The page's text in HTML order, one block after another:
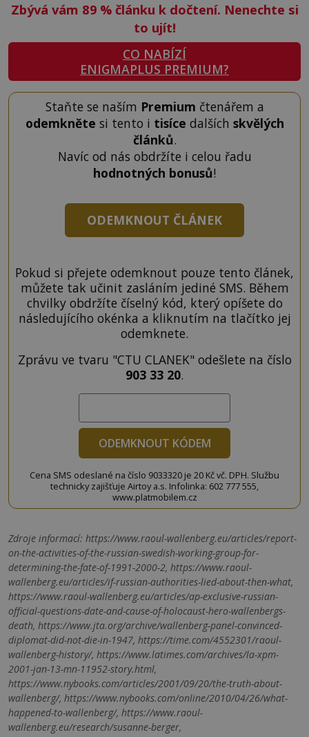
Zbývá vám 89 %článku k dočtení. Nenechte si
to ujít!
CO NABÍZÍ
ENIGMAPLUS PREMIUM?
Staňte se naším Premium čtenářem a
odemkněte si tento i tisíce dalších skvělých
článků.
Navíc od nás obdržíte i celou řadu
hodnotných bonusů!
ODEMKNOUT ČLÁNEK
Pokud si přejete odemknout pouze tento článek,
můžete tak učinit zasláním jediné SMS. Během
chvilky obdržíte číselný kód, který opíšete do
následujícího okénka a kliknutím na tlačítko jej
odemknete.
Zprávu ve tvaru "CTU CLANEK" odešlete na číslo
903 33 20.
ODEMKNOUT KÓDEM
Cena SMS odeslané na číslo 9033320 je 20 Kč vč. DPH. Službu
technicky zajišťuje Airtoy a.s. Infolinka: 602 777 555,
www.platmobilem.cz
Zdroje informací: https://www.raoul-wallenberg.eu/articles/report-
on-the-activities-of-the-russian-swedish-working-group-for-
determining-the-fate-of-1991-2000-2, https://www.raoul-
wallenberg.eu/articles/if-russian-authorities-lied-about-then-what,
https://www.raoul-wallenberg.eu/articles/ap-exclusive-russian-
official-questions-date-and-cause-of-holocaust-hero-wallenbergs-
death, https://www.jta.org/archive/wallenberg-panel-convinced-
diplomat-did-not-die-in-1947, https://time.com/4552301/raoul-
wallenberg-history/, https://www.latimes.com/archives/la-xpm-
2001-jan-13-mn-11952-story.html,
https://www.nybooks.com/articles/2001/09/20/the-truth-about-
wallenberg/, https://www.nybooks.com/online/2010/04/26/what-
happened-to-wallenberg/, https://www.raoul-
wallenberg.eu/research/susanne-berger,